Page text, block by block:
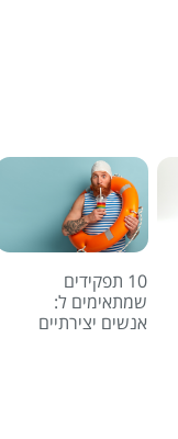
10 תפקידים
שמתאימים ל:
אנשים יצירתיים